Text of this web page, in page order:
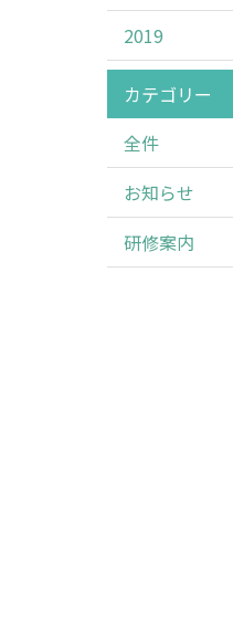
2019
カテゴリー
全件
お知らせ
研修案内